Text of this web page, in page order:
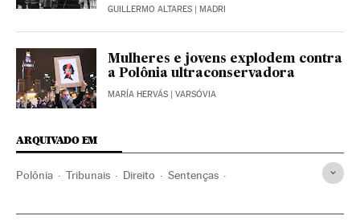
GUILLERMO ALTARES | MADRI
Mulheres e jovens explodem contra
a Polônia ultraconservadora
MARÍA HERVÁS | VARSÓVIA
ARQUIVADO EM
Polônia Tribunais Direito Sentenças